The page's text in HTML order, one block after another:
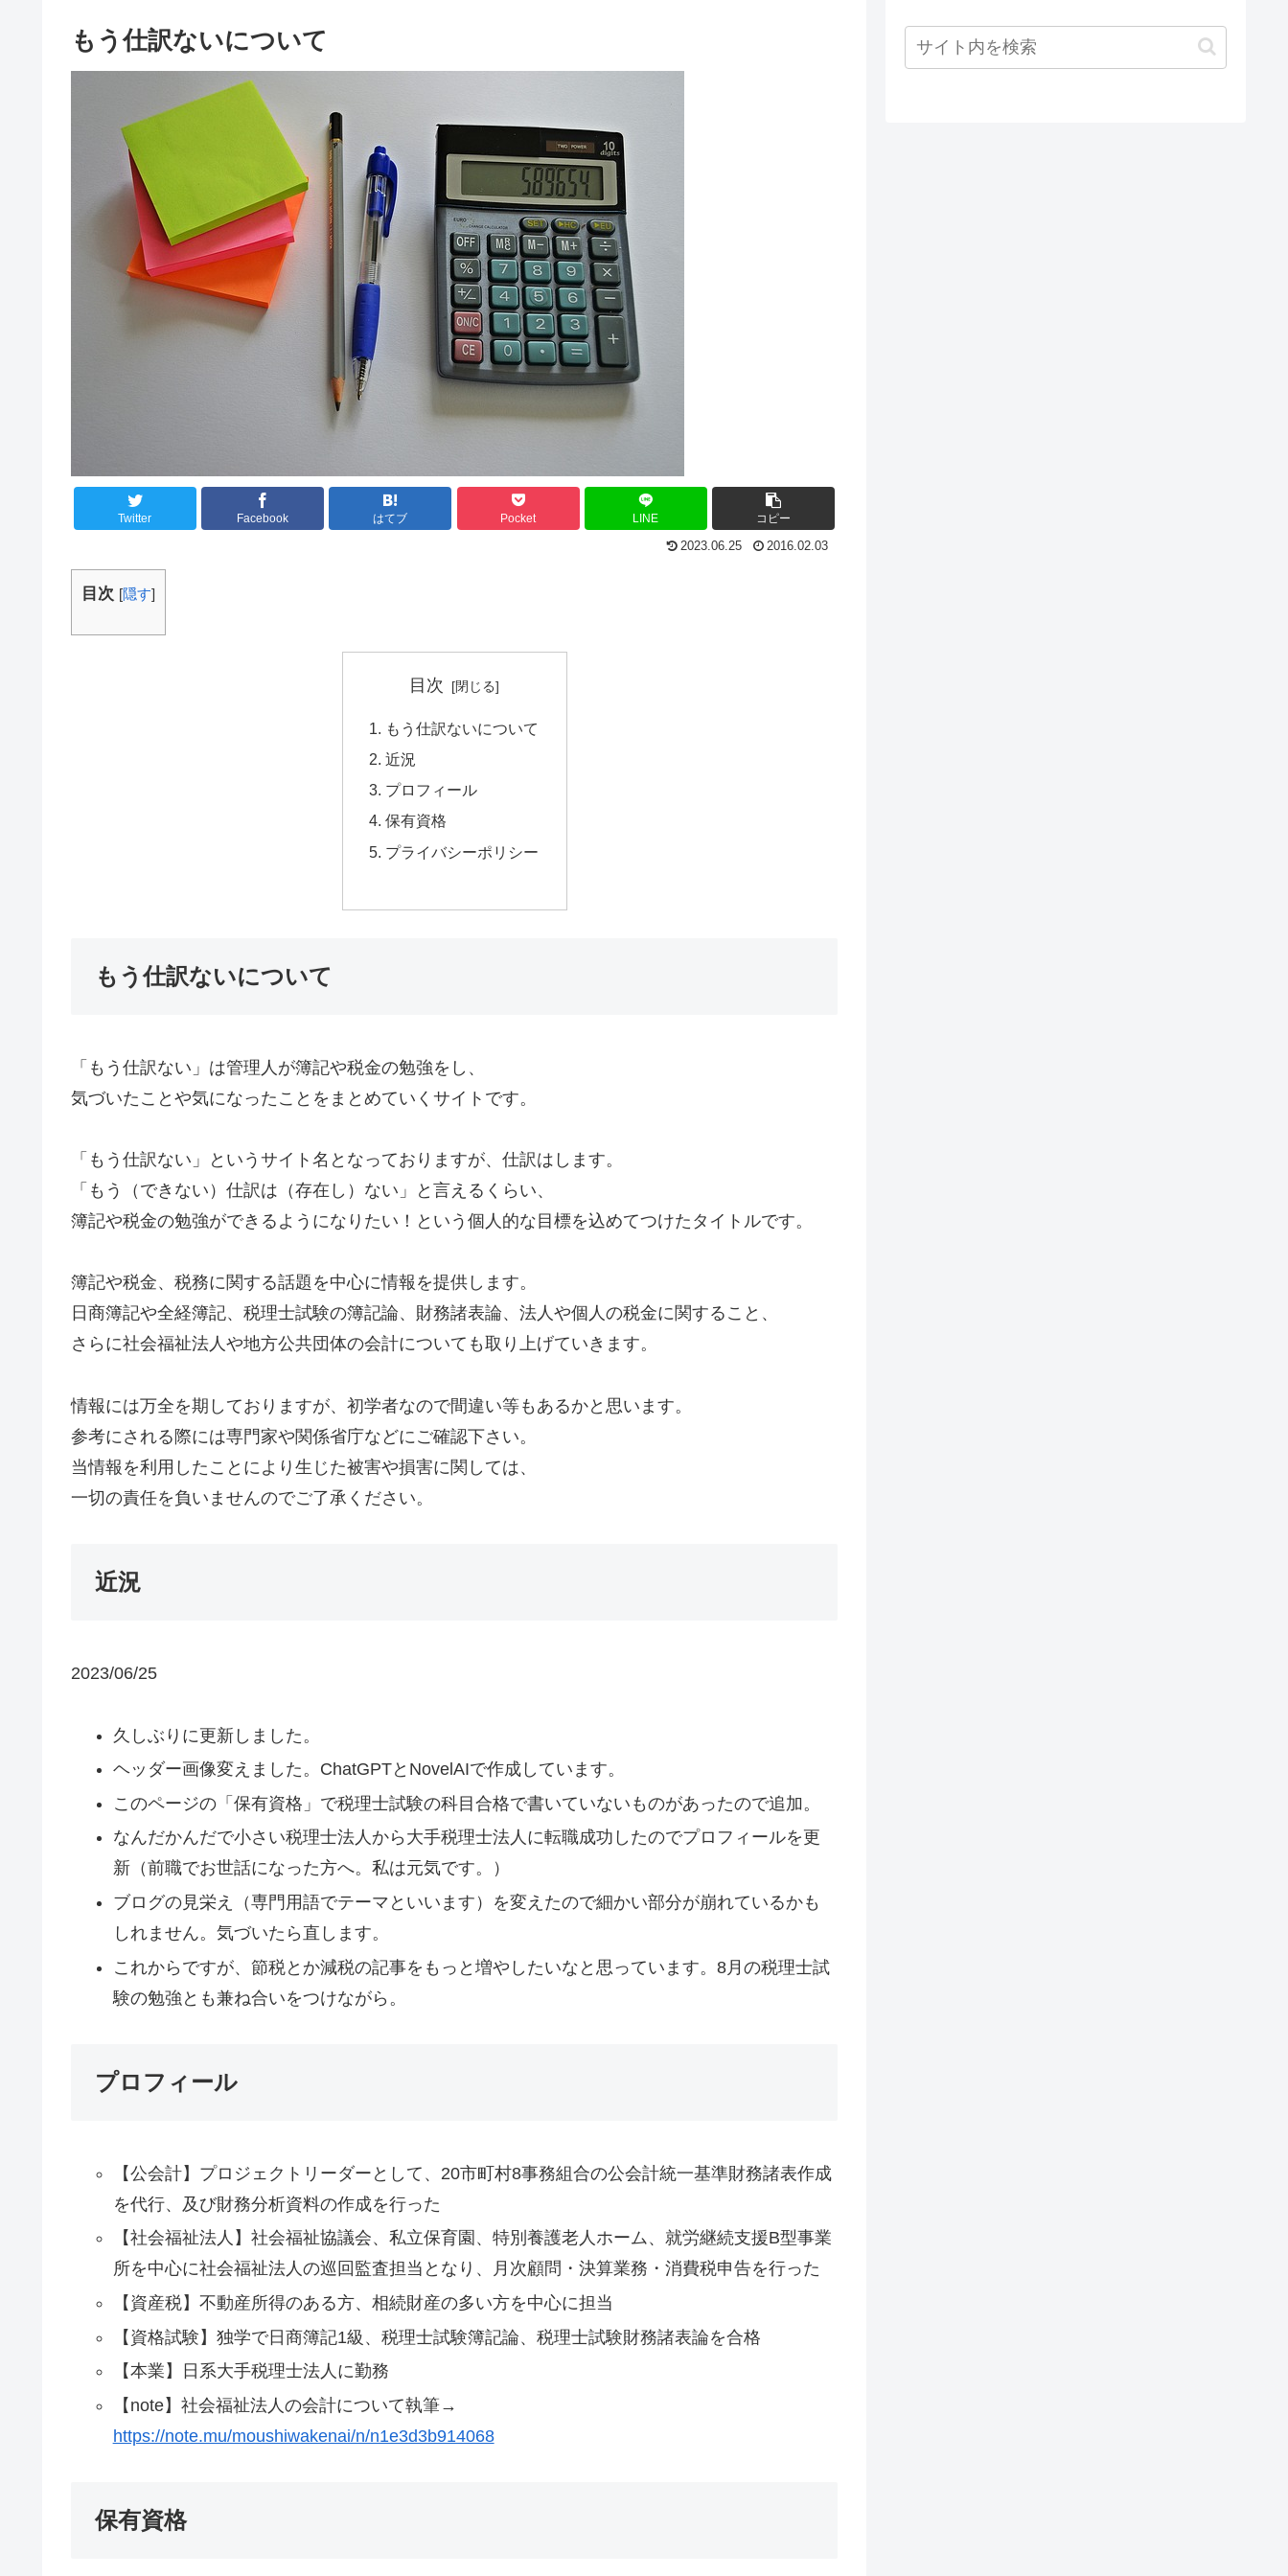
もう仕訳ないについて
Twitter Facebook はてブ Pocket LINE コピー
2023.06.25 2016.02.03
目次 [隠す]
目次
もう仕訳ないについて
近況
プロフィール
保有資格
プライバシーポリシー
もう仕訳ないについて
「もう仕訳ない」は管理人が簿記や税金の勉強をし、
気づいたことや気になったことをまとめていくサイトです。
「もう仕訳ない」というサイト名となっておりますが、仕訳はします。
「もう（できない）仕訳は（存在し）ない」と言えるくらい、
簿記や税金の勉強ができるようになりたい！という個人的な目標を込めてつけたタイトルです。
簿記や税金、税務に関する話題を中心に情報を提供します。
日商簿記や全経簿記、税理士試験の簿記論、財務諸表論、法人や個人の税金に関すること、
さらに社会福祉法人や地方公共団体の会計についても取り上げていきます。
情報には万全を期しておりますが、初学者なので間違い等もあるかと思います。
参考にされる際には専門家や関係省庁などにご確認下さい。
当情報を利用したことにより生じた被害や損害に関しては、
一切の責任を負いませんのでご了承ください。
近況
2023/06/25
久しぶりに更新しました。
ヘッダー画像変えました。ChatGPTとNovelAIで作成しています。
このページの「保有資格」で税理士試験の科目合格で書いていないものがあったので追加。
なんだかんだで小さい税理士法人から大手税理士法人に転職成功したのでプロフィールを更
新（前職でお世話になった方へ。私は元気です。）
ブログの見栄え（専門用語でテーマといいます）を変えたので細かい部分が崩れているかも
しれません。気づいたら直します。
これからですが、節税とか減税の記事をもっと増やしたいなと思っています。8月の税理士試
験の勉強とも兼ね合いをつけながら。
プロフィール
【公会計】プロジェクトリーダーとして、20市町村8事務組合の公会計統一基準財務諸表作成
を代行、及び財務分析資料の作成を行った
【社会福祉法人】社会福祉協議会、私立保育園、特別養護老人ホーム、就労継続支援B型事業
所を中心に社会福祉法人の巡回監査担当となり、月次顧問・決算業務・消費税申告を行った
【資産税】不動産所得のある方、相続財産の多い方を中心に担当
【資格試験】独学で日商簿記1級、税理士試験簿記論、税理士試験財務諸表論を合格
【本業】日系大手税理士法人に勤務
【note】社会福祉法人の会計について執筆→
https://note.mu/moushiwakenai/n/n1e3d3b914068
保有資格